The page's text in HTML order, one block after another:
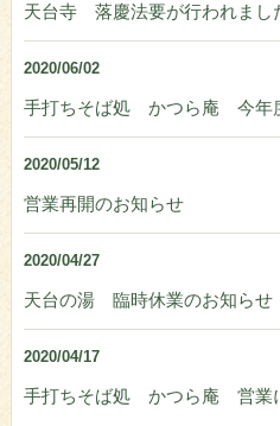
天台寺 落慶法要が行われまし
2020/06/02
手打ちそば処 かつら庵 今年
2020/05/12
営業再開のお知らせ
2020/04/27
天台の湯 臨時休業のお知らせ
2020/04/17
手打ちそば処 かつら庵 営業